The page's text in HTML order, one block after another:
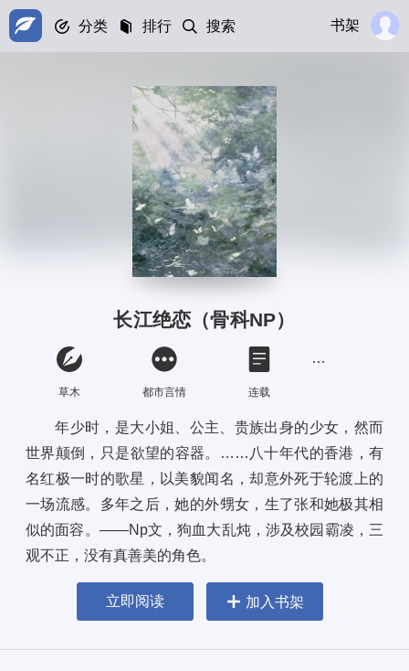
分类 排行 搜索 书架
长江绝恋（骨科NP）
草木 都市言情 连载
年少时，是大小姐、公主、贵族出身的少女，然而
世界颠倒，只是欲望的容器。……八十年代的香港，有
名红极一时的歌星，以美貌闻名，却意外死于轮渡上的
一场流感。多年之后，她的外甥女，生了张和她极其相
似的面容。——Np文，狗血大乱炖，涉及校园霸凌，三
观不正，没有真善美的角色。
立即阅读 加入书架